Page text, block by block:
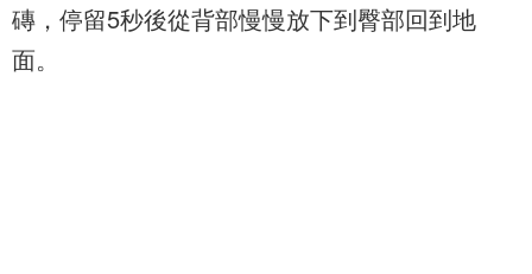
磚，停留5秒後從背部慢慢放下到臀部回到地
面。